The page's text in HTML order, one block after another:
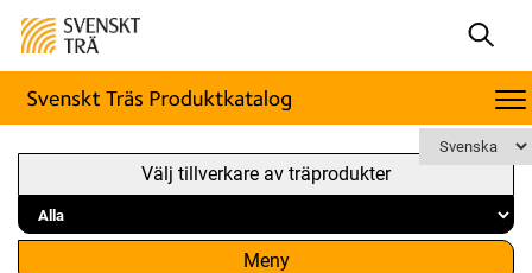
Välj tillverkare av träprodukter
Meny